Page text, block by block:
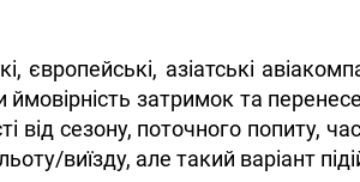
європейські, азіатські
ймовірність затримок та
від сезону, поточного попиту,
виїзду, але такий варіант